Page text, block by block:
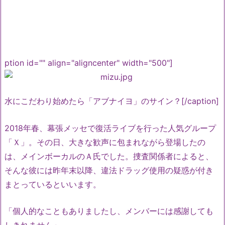
ption id="" align="aligncenter" width="500"]
水にこだわり始めたら「アブナイヨ」のサイン？[/caption]
2018年春、幕張メッセで復活ライブを行った人気グループ
「Ｘ」。その日、大きな歓声に包まれながら登場したの
は、メインボーカルのＡ氏でした。捜査関係者によると、
そんな彼には昨年末以降、違法ドラッグ使用の疑惑が付き
まとっているといいます。
「個人的なこともありましたし、メンバーには感謝しても